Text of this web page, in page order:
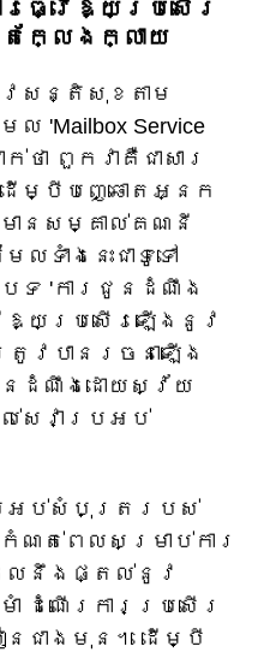
ធ្វើឱ្យប្រសើរ
ក្លែងក្លាយ
សន្តិសុខតាម
'Mailbox Service
ក់ថា ពួកវាគឺជាសារ
ើម្បីបញ្ឆោតអ្នក
នសម្គាល់គណនី
ទាំងនេះជាទូទៅ
ទ 'ការជូនដំណឹង
យប្រសើរឡើងនូវ
បានរចនាឡើង
នដំណឹងដោយស្វ័យ
េវាប្រអប់
ប្រអប់សំបុត្ររបស់
ត់ពេលសម្រាប់ការ
ែលនឹងផ្តល់នូវ
ដំណើរការប្រសើរ
នជាងមុន។ ដើម្បី